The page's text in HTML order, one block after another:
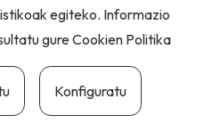
egiteko. Informazio
gureCookien Politika
Konfiguratu